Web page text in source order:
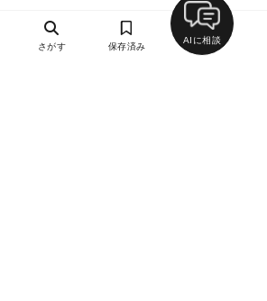
さがす 保存済み
AIに相談